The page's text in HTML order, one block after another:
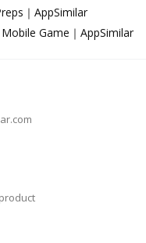
｜AppSimilar
Game｜AppSimilar